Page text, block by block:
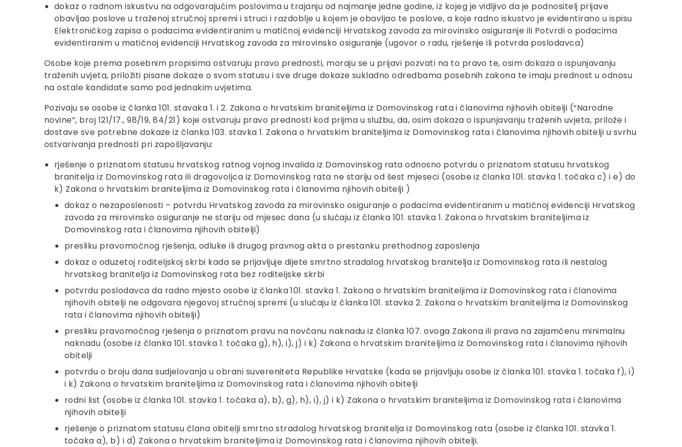
dokaz o radnom iskustvu na odgovarajućim poslovima u trajanju od najmanje jedne godine, iz kojeg je vidljivo da je podnositelj prijave
obavljao poslove u traženoj stručnoj spremi i struci i razdoblje u kojem je obavljao te poslove, a koje radno iskustvo je evidentirano u ispisu
Elektroničkog zapisa o podacima evidentiranim u matičnoj evidenciji Hrvatskog zavoda za mirovinsko osiguranje ili Potvrdi o podacima
evidentiranim u matičnoj evidenciji Hrvatskog zavoda za mirovinsko osiguranje (ugovor o radu, rješenje ili potvrda poslodavca)
Osobe koje prema posebnim propisima ostvaruju pravo prednosti, moraju se u prijavi pozvati na to pravo te, osim dokaza o ispunjavanju
traženih uvjeta, priložiti pisane dokaze o svom statusu i sve druge dokaze sukladno odredbama posebnih zakona te imaju prednost u odnosu
na ostale kandidate samo pod jednakim uvjetima.
Pozivaju se osobe iz članka 101. stavaka 1. i 2. Zakona o hrvatskim braniteljima iz Domovinskog rata i članovima njihovih obitelji (“Narodne
novine”, broj 121/17., 98/19, 84/21) koje ostvaruju pravo prednosti kod prijma u službu, da, osim dokaza o ispunjavanju traženih uvjeta, prilože i
dostave sve potrebne dokaze iz članka 103. stavka 1. Zakona o hrvatskim braniteljima iz Domovinskog rata i članovima njihovih obitelji u svrhu
ostvarivanja prednosti pri zapošljavanju:
rješenje o priznatom statusu hrvatskog ratnog vojnog invalida iz Domovinskog rata odnosno potvrdu o priznatom statusu hrvatskog
branitelja iz Domovinskog rata ili dragovoljca iz Domovinskog rata ne stariju od šest mjeseci (osobe iz članka 101. stavka 1. točaka c) i e) do
k) Zakona o hrvatskim braniteljima iz Domovinskog rata i članovima njihovih obitelji )
dokaz o nezaposlenosti – potvrdu Hrvatskog zavoda za mirovinsko osiguranje o podacima evidentiranim u matičnoj evidenciji Hrvatskog
zavoda za mirovinsko osiguranje ne stariju od mjesec dana (u slučaju iz članka 101. stavka 1. Zakona o hrvatskim braniteljima iz
Domovinskog rata i članovima njihovih obitelji)
presliku pravomoćnog rješenja, odluke ili drugog pravnog akta o prestanku prethodnog zaposlenja
dokaz o oduzetoj roditeljskoj skrbi kada se prijavljuje dijete smrtno stradalog hrvatskog branitelja iz Domovinskog rata ili nestalog
hrvatskog branitelja iz Domovinskog rata bez roditeljske skrbi
potvrdu poslodavca da radno mjesto osobe iz članka 101. stavka 1. Zakona o hrvatskim braniteljima iz Domovinskog rata i članovima
njihovih obitelji ne odgovara njegovoj stručnoj spremi (u slučaju iz članka 101. stavka 2. Zakona o hrvatskim braniteljima iz Domovinskog
rata i članovima njihovih obitelji)
presliku pravomoćnog rješenja o priznatom pravu na novčanu naknadu iz članka 107. ovoga Zakona ili prava na zajamčenu minimalnu
naknadu (osobe iz članka 101. stavka 1. točaka g), h), i), j) i k) Zakona o hrvatskim braniteljima iz Domovinskog rata i članovima njihovih
obitelji
potvrdu o broju dana sudjelovanja u obrani suvereniteta Republike Hrvatske (kada se prijavljuju osobe iz članka 101. stavka 1. točaka f), i)
i k) Zakona o hrvatskim braniteljima iz Domovinskog rata i članovima njihovih obitelji
rodni list (osobe iz članka 101. stavka 1. točaka a), b), g), h), i), j) i k) Zakona o hrvatskim braniteljima iz Domovinskog rata i članovima
njihovih obitelji
rješenje o priznatom statusu člana obitelji smrtno stradalog hrvatskog branitelja iz Domovinskog rata (osobe iz članka 101. stavka 1.
točaka a), b) i d) Zakona o hrvatskim braniteljima iz Domovinskog rata i članovima njihovih obitelji.